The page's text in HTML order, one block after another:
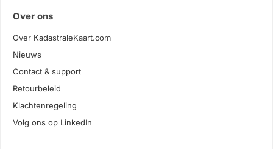
Over ons
Over KadastraleKaart.com
Nieuws
Contact & support
Retourbeleid
Klachtenregeling
Volg ons op LinkedIn